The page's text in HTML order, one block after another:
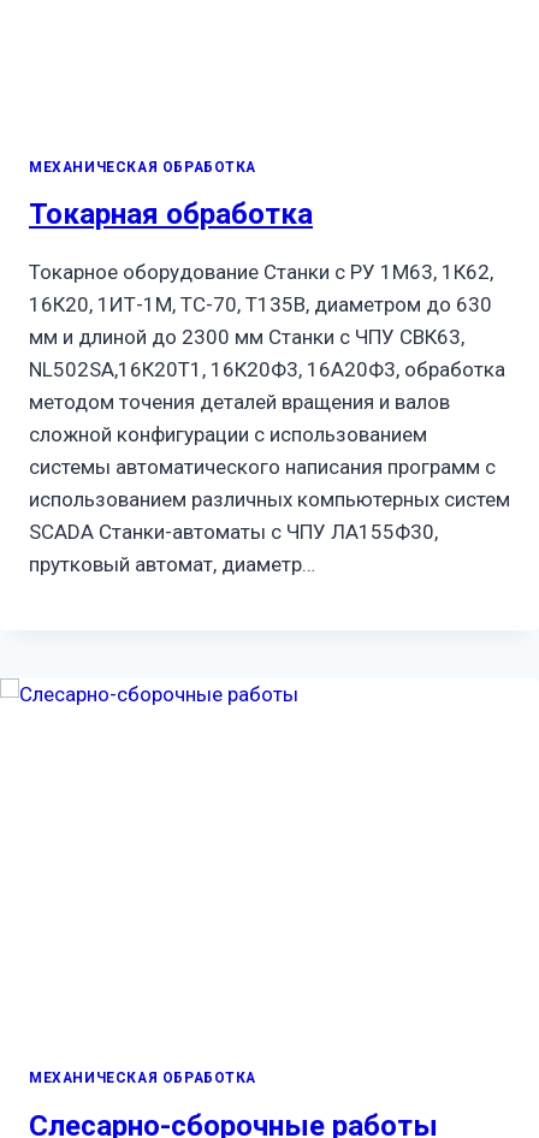
МЕХАНИЧЕСКАЯ ОБРАБОТКА
Токарная обработка
Токарное оборудование Станки с РУ 1М63, 1К62,
16К20, 1ИТ-1М, ТС-70, Т135В, диаметром до 630
мм и длиной до 2300 мм Станки с ЧПУ СВК63,
NL502SA,16К20Т1, 16К20Ф3, 16А20Ф3, обработка
методом точения деталей вращения и валов
сложной конфигурации с использованием
системы автоматического написания программ с
использованием различных компьютерных систем
SCADA Станки-автоматы с ЧПУ ЛА155Ф30,
прутковый автомат, диаметр…
МЕХАНИЧЕСКАЯ ОБРАБОТКА
Слесарно-сборочные работы